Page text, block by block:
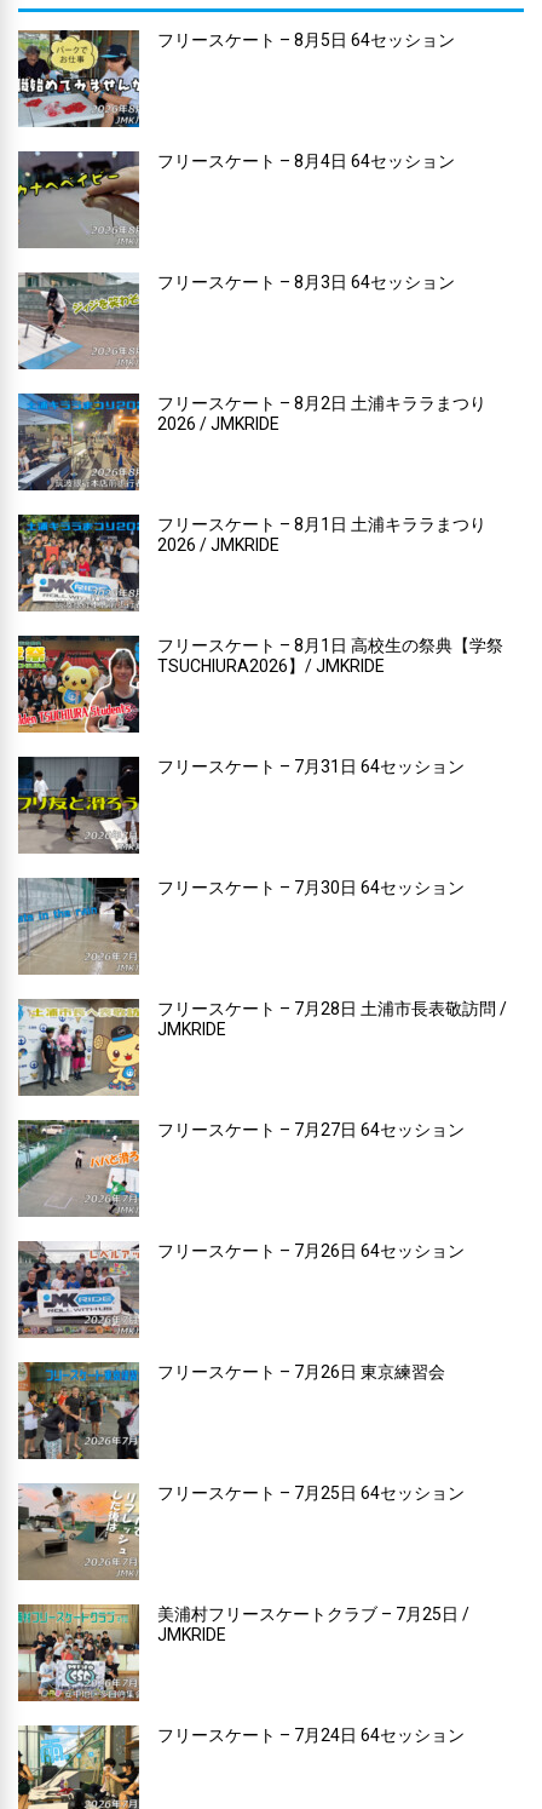
フリースケート – 8月5日 64セッション
フリースケート – 8月4日 64セッション
フリースケート – 8月3日 64セッション
フリースケート – 8月2日 土浦キララまつり
2026 / JMKRIDE
フリースケート – 8月1日 土浦キララまつり
2026 / JMKRIDE
フリースケート – 8月1日 高校生の祭典【学祭
TSUCHIURA2026】/ JMKRIDE
フリースケート – 7月31日 64セッション
フリースケート – 7月30日 64セッション
フリースケート – 7月28日 土浦市長表敬訪問 /
JMKRIDE
フリースケート – 7月27日 64セッション
フリースケート – 7月26日 64セッション
フリースケート – 7月26日 東京練習会
フリースケート – 7月25日 64セッション
美浦村フリースケートクラブ – 7月25日 /
JMKRIDE
フリースケート – 7月24日 64セッション